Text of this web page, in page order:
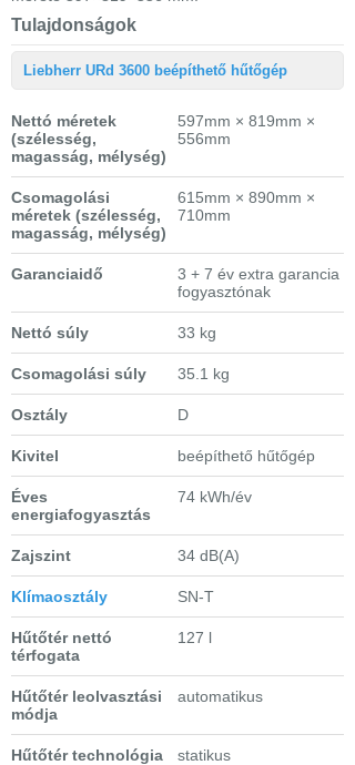
Tulajdonságok
Liebherr URd 3600 beépíthető hűtőgép
Nettó méretek
(szélesség,
magasság, mélység)
597mm × 819mm ×
556mm
Csomagolási
méretek (szélesség,
magasság, mélység)
615mm × 890mm ×
710mm
Garanciaidő
3 + 7 év extra garancia
fogyasztónak
Nettó súly 33 kg
Csomagolási súly 35.1 kg
Osztály D
Kivitel beépíthető hűtőgép
Éves
energiafogyasztás
74 kWh/év
Zajszint 34 dB(A)
Klímaosztály SN-T
Hűtőtér nettó
térfogata
127 l
Hűtőtér leolvasztási
módja
automatikus
Hűtőtér technológia statikus